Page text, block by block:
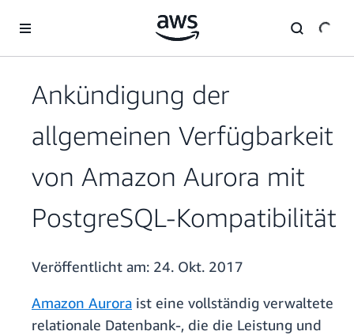
Überspringen zum Hauptinhalt
Ankündigung der
allgemeinen Verfügbarkeit
von Amazon Aurora mit
PostgreSQL-Kompatibilität
Veröffentlicht am: 24. Okt. 2017
Amazon Aurora ist eine vollständig verwaltete
relationale Datenbank-, die die Leistung und